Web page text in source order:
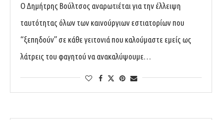
Ο Δημήτρης Βούλτσος αναρωτιέται για την έλλειψη
ταυτότητας όλων των καινούργιων εστιατορίων που
“ξεπηδούν” σε κάθε γειτονιά που καλούμαστε εμείς ως
λάτρεις του φαγητού να ανακαλύψουμε…